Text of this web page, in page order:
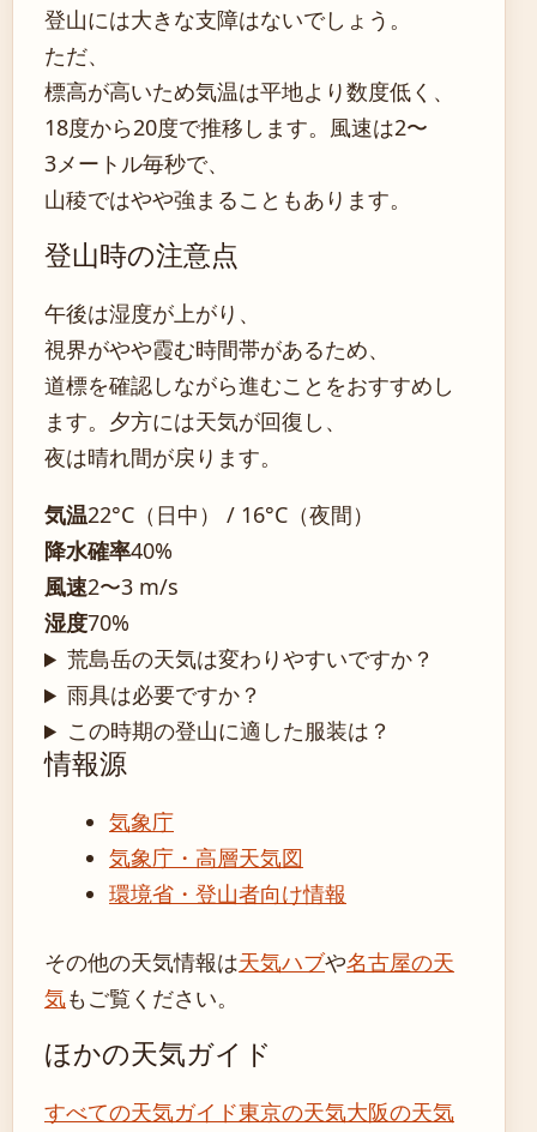
登山には大きな支障はないでしょう。
ただ、
標高が高いため気温は平地より数度低く、
18度から20度で推移します。風速は2〜
3メートル毎秒で、
山稜ではやや強まることもあります。
登山時の注意点
午後は湿度が上がり、
視界がやや霞む時間帯があるため、
道標を確認しながら進むことをおすすめし
ます。夕方には天気が回復し、
夜は晴れ間が戻ります。
気温22°C（日中） / 16°C（夜間）
降水確率40%
風速2〜3 m/s
湿度70%
荒島岳の天気は変わりやすいですか？
雨具は必要ですか？
この時期の登山に適した服装は？
情報源
気象庁
気象庁・高層天気図
環境省・登山者向け情報
その他の天気情報は天気ハブや名古屋の天
気もご覧ください。
ほかの天気ガイド
すべての天気ガイド東京の天気大阪の天気